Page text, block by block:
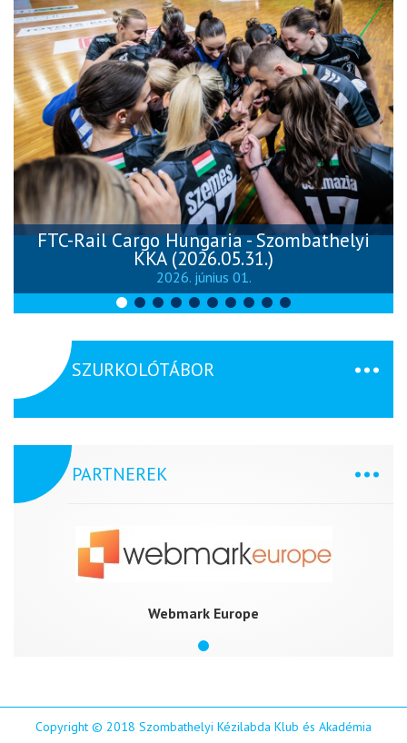
FTC-Rail Cargo Hungaria - Szombathelyi
KKA (2026.05.31.)
2026. június 01.
SZURKOLÓTÁBOR
PARTNEREK
Webmark Europe
Copyright © 2018 Szombathelyi Kézilabda Klub és Akadémia